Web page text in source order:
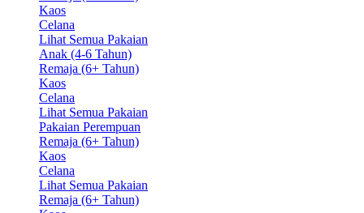
Kaos
Celana
Lihat Semua Pakaian
Anak (4-6 Tahun)
Remaja (6+ Tahun)
Kaos
Celana
Lihat Semua Pakaian
Pakaian Perempuan
Remaja (6+ Tahun)
Kaos
Celana
Lihat Semua Pakaian
Remaja (6+ Tahun)